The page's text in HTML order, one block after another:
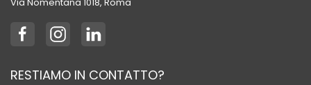
RESTIAMO IN CONTATTO?